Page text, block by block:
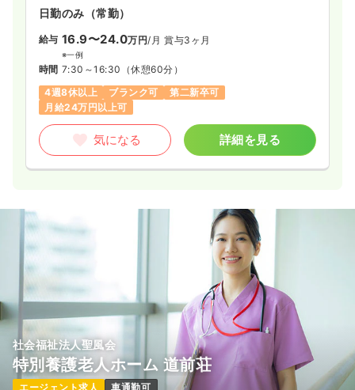
日勤のみ（常勤）
給与 16.9〜24.0万円/月 賞与3ヶ月
※一例
時間 7:30～16:30 （休憩60分）
4週8休以上
ブランク可
第二新卒可
月給24万円以上可
気になる 詳細を見る
社会福祉法人聖風会
特別養護老人ホーム 道前荘
エージェント求人 車通勤可